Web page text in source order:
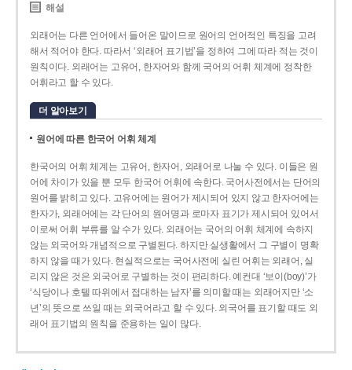
해설
외래어는 다른 언어에서 들어온 말이므로 원어의 언어적인 특징을 고려
해서 적어야 한다. 따라서 ‘외래어 표기법’을 정하여 그에 따라 적는 것이
원칙이다. 외래어는 고유어, 한자어와 함께 국어의 어휘 체계에 정착한
어휘라고 할 수 있다.
더 알아보기
원어에 따른 한국어 어휘 체계
한국어의 어휘 체계는 고유어, 한자어, 외래어로 나눌 수 있다. 이들은 원
어에 차이가 있을 뿐 모두 한국어 어휘에 속한다. 국어사전에서는 단어의
원어를 밝히고 있다. 고유어에는 원어가 제시되어 있지 않고 한자어에는
한자가, 외래어에는 각 단어의 원어명과 로마자 표기가 제시되어 있어서
이로써 어휘 부류를 알 수가 있다. 외래어는 국어의 어휘 체계에 속하지
않는 외국어와 개념적으로 구별된다. 하지만 실생활에서 그 구별이 명확
하지 않을 때가 있다. 현실적으로는 국어사전에 실린 어휘는 외래어, 실
리지 않은 것은 외국어로 구별하는 것이 편리하다. 예컨대 ‘보이(boy)’가
‘식당이나 호텔 따위에서 접대하는 남자’를 의미할 때는 외래어지만 ‘소
년’의 뜻으로 쓰일 때는 외국어라고 할 수 있다. 외국어를 표기할 때도 외
래어 표기법의 원칙을 준용하는 일이 많다.